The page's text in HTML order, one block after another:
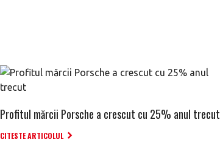
Profitul mărcii Porsche a crescut cu 25% anul trecut
CITESTE ARTICOLUL